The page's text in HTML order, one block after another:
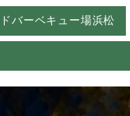
バーベキュー場浜松